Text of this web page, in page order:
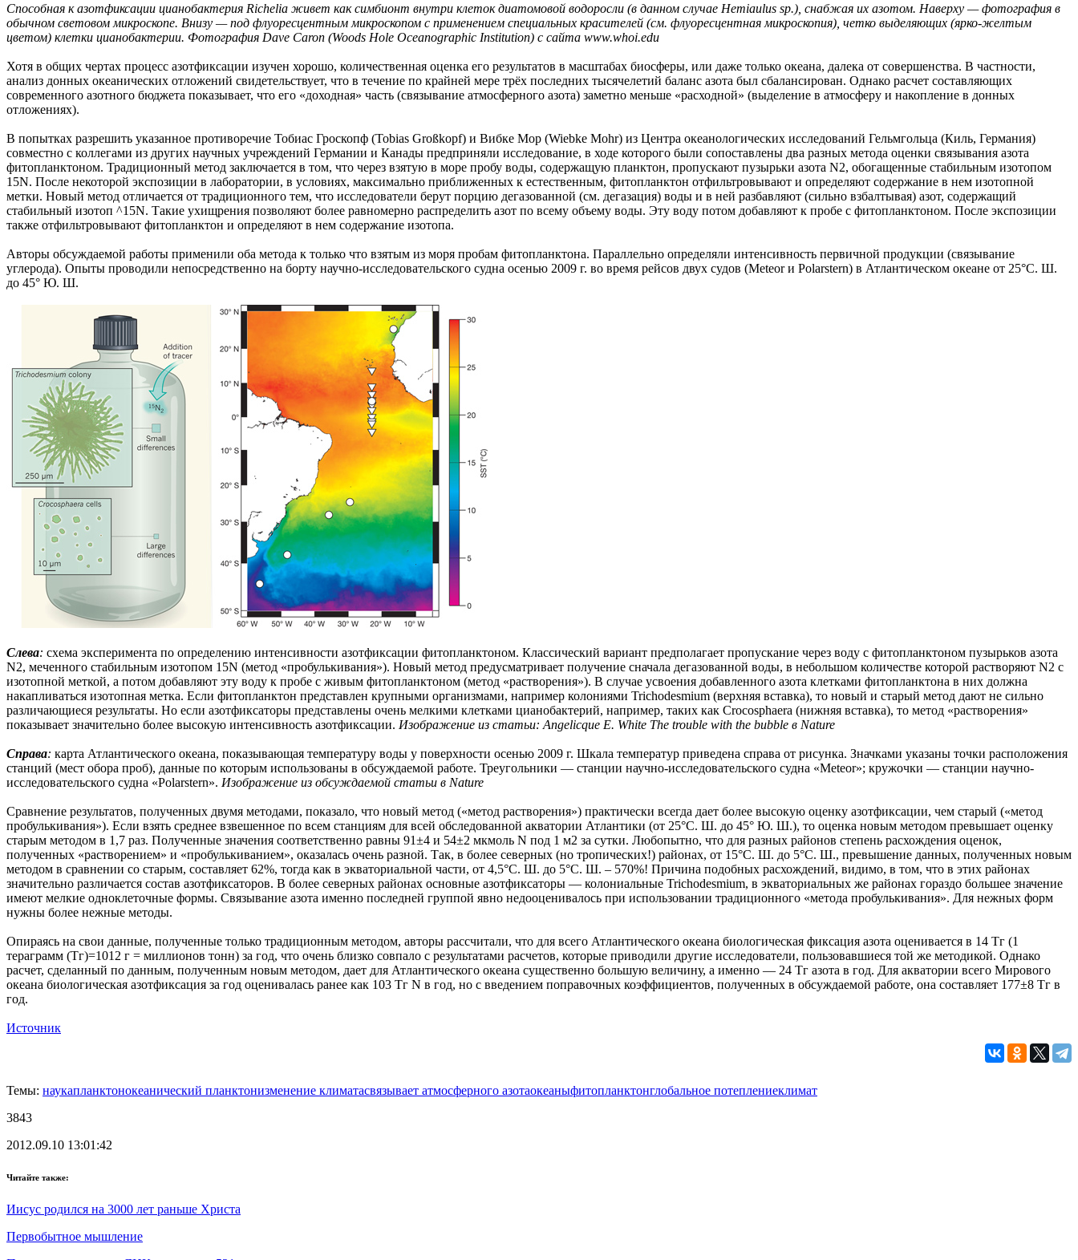
Способная к азотфиксации цианобактерия Richelia живет как симбионт внутри клеток диатомовой водоросли (в данном случае Hemiaulus sp.), снабжая их азотом. Наверху — фотография в
обычном световом микроскопе. Внизу — под флуоресцентным микроскопом с применением специальных красителей (см. флуоресцентная микроскопия), четко выделяющих (ярко-желтым
цветом) клетки цианобактерии. Фотография Dave Caron (Woods Hole Oceanographic Institution) с сайта www.whoi.edu
Хотя в общих чертах процесс азотфиксации изучен хорошо, количественная оценка его результатов в масштабах биосферы, или даже только океана, далека от совершенства. В частности,
анализ донных океанических отложений свидетельствует, что в течение по крайней мере трёх последних тысячелетий баланс азота был сбалансирован. Однако расчет составляющих
современного азотного бюджета показывает, что его «доходная» часть (связывание атмосферного азота) заметно меньше «расходной» (выделение в атмосферу и накопление в донных
отложениях).
В попытках разрешить указанное противоречие Тобиас Гроскопф (Tobias Großkopf) и Вибке Мор (Wiebke Mohr) из Центра океанологических исследований Гельмгольца (Киль, Германия)
совместно с коллегами из других научных учреждений Германии и Канады предприняли исследование, в ходе которого были сопоставлены два разных метода оценки связывания азота
фитопланктоном. Традиционный метод заключается в том, что через взятую в море пробу воды, содержащую планктон, пропускают пузырьки азота N2, обогащенные стабильным изотопом
15N. После некоторой экспозиции в лаборатории, в условиях, максимально приближенных к естественным, фитопланктон отфильтровывают и определяют содержание в нем изотопной
метки. Новый метод отличается от традиционного тем, что исследователи берут порцию дегазованной (см. дегазация) воды и в ней разбавляют (сильно взбалтывая) азот, содержащий
стабильный изотоп ^15N. Такие ухищрения позволяют более равномерно распределить азот по всему объему воды. Эту воду потом добавляют к пробе с фитопланктоном. После экспозиции
также отфильтровывают фитопланктон и определяют в нем содержание изотопа.
Авторы обсуждаемой работы применили оба метода к только что взятым из моря пробам фитопланктона. Параллельно определяли интенсивность первичной продукции (связывание
углерода). Опыты проводили непосредственно на борту научно-исследовательского судна осенью 2009 г. во время рейсов двух судов (Meteor и Polarstern) в Атлантическом океане от 25°С. Ш.
до 45° Ю. Ш.
Слева: схема эксперимента по определению интенсивности азотфиксации фитопланктоном. Классический вариант предполагает пропускание через воду с фитопланктоном пузырьков азота
N2, меченного стабильным изотопом 15N (метод «пробулькивания»). Новый метод предусматривает получение сначала дегазованной воды, в небольшом количестве которой растворяют N2 c
изотопной меткой, а потом добавляют эту воду к пробе с живым фитопланктоном (метод «растворения»). В случае усвоения добавленного азота клетками фитопланктона в них должна
накапливаться изотопная метка. Если фитопланктон представлен крупными организмами, например колониями Trichodesmium (верхняя вставка), то новый и старый метод дают не сильно
различающиеся результаты. Но если азотфиксаторы представлены очень мелкими клетками цианобактерий, например, таких как Crocosphaera (нижняя вставка), то метод «растворения»
показывает значительно более высокую интенсивность азотфиксации. Изображение из статьи: Angelicque E. White The trouble with the bubble в Nature
Справа: карта Атлантического океана, показывающая температуру воды у поверхности осенью 2009 г. Шкала температур приведена справа от рисунка. Значками указаны точки расположения
станций (мест обора проб), данные по которым использованы в обсуждаемой работе. Треугольники — станции научно-исследовательского судна «Meteor»; кружочки — станции научно-
исследовательского судна «Polarstern». Изображение из обсуждаемой статьи в Nature
Сравнение результатов, полученных двумя методами, показало, что новый метод («метод растворения») практически всегда дает более высокую оценку азотфиксации, чем старый («метод
пробулькивания»). Если взять среднее взвешенное по всем станциям для всей обследованной акватории Атлантики (от 25°С. Ш. до 45° Ю. Ш.), то оценка новым методом превышает оценку
старым методом в 1,7 раз. Полученные значения соответственно равны 91±4 и 54±2 мкмоль N под 1 м2 за сутки. Любопытно, что для разных районов степень расхождения оценок,
полученных «растворением» и «пробулькиванием», оказалась очень разной. Так, в более северных (но тропических!) районах, от 15°С. Ш. до 5°С. Ш., превышение данных, полученных новым
методом в сравнении со старым, составляет 62%, тогда как в экваториальной части, от 4,5°С. Ш. до 5°С. Ш. – 570%! Причина подобных расхождений, видимо, в том, что в этих районах
значительно различается состав азотфиксаторов. В более северных районах основные азотфиксаторы — колониальные Trichodesmium, в экваториальных же районах гораздо большее значение
имеют мелкие одноклеточные формы. Связывание азота именно последней группой явно недооценивалось при использовании традиционного «метода пробулькивания». Для нежных форм
нужны более нежные методы.
Опираясь на свои данные, полученные только традиционным методом, авторы рассчитали, что для всего Атлантического океана биологическая фиксация азота оценивается в 14 Тг (1
тераграмм (Тг)=1012 г = миллионов тонн) за год, что очень близко совпало с результатами расчетов, которые приводили другие исследователи, пользовавшиеся той же методикой. Однако
расчет, сделанный по данным, полученным новым методом, дает для Атлантического океана существенно большую величину, а именно — 24 Тг азота в год. Для акватории всего Мирового
океана биологическая азотфиксация за год оценивалась ранее как 103 Тг N в год, но с введением поправочных коэффициентов, полученных в обсуждаемой работе, она составляет 177±8 Тг в
год.
Источник
Темы: наукапланктонокеанический планктонизменение климатасвязывает атмосферного азотаокеаныфитопланктонглобальное потеплениеклимат
3843
2012.09.10 13:01:42
Читайте также:
Иисус родился на 3000 лет раньше Христа
Первобытное мышление